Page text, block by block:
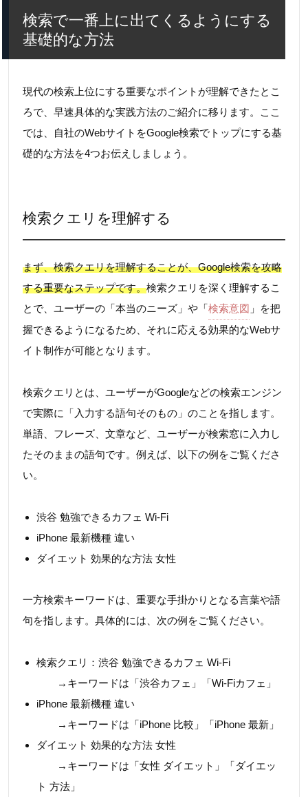
検索で一番上に出てくるようにする
基礎的な方法
現代の検索上位にする重要なポイントが理解できたとこ
ろで、早速具体的な実践方法のご紹介に移ります。ここ
では、自社のWebサイトをGoogle検索でトップにする基
礎的な方法を4つお伝えしましょう。
検索クエリを理解する
まず、検索クエリを理解することが、Google検索を攻略
する重要なステップです。検索クエリを深く理解するこ
とで、ユーザーの「本当のニーズ」や「検索意図 」を把
握できるようになるため、それに応える効果的なWebサ
イト制作が可能となります。
検索クエリとは、ユーザーがGoogleなどの検索エンジン
で実際に「入力する語句そのもの」のことを指します。
単語、フレーズ、文章など、ユーザーが検索窓に入力し
たそのままの語句です。例えば、以下の例をご覧くださ
い。
渋谷 勉強できるカフェ Wi-Fi
iPhone 最新機種 違い
ダイエット 効果的な方法 女性
一方検索キーワードは、重要な手掛かりとなる言葉や語
句を指します。具体的には、次の例をご覧ください。
検索クエリ：渋谷 勉強できるカフェ Wi-Fi
→キーワードは「渋谷カフェ」「Wi-Fiカフェ」
iPhone 最新機種 違い
→キーワードは「iPhone 比較」「iPhone 最新」
ダイエット 効果的な方法 女性
→キーワードは「女性 ダイエット」「ダイエッ
ト 方法」